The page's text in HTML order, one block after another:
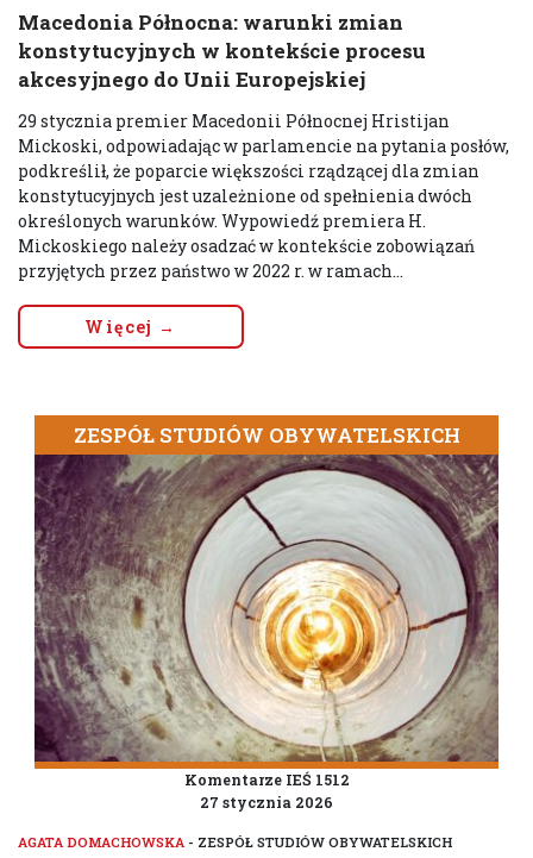
Macedonia Północna: warunki zmian
konstytucyjnych w kontekście procesu
akcesyjnego do Unii Europejskiej
29 stycznia premier Macedonii Północnej Hristijan
Mickoski, odpowiadając w parlamencie na pytania posłów,
podkreślił, że poparcie większości rządzącej dla zmian
konstytucyjnych jest uzależnione od spełnienia dwóch
określonych warunków. Wypowiedź premiera H.
Mickoskiego należy osadzać w kontekście zobowiązań
przyjętych przez państwo w 2022 r. w ramach...
Więcej →
ZESPÓŁ STUDIÓW OBYWATELSKICH
Komentarze IEŚ 1512
27 stycznia 2026
AGATA DOMACHOWSKA - ZESPÓŁ STUDIÓW OBYWATELSKICH